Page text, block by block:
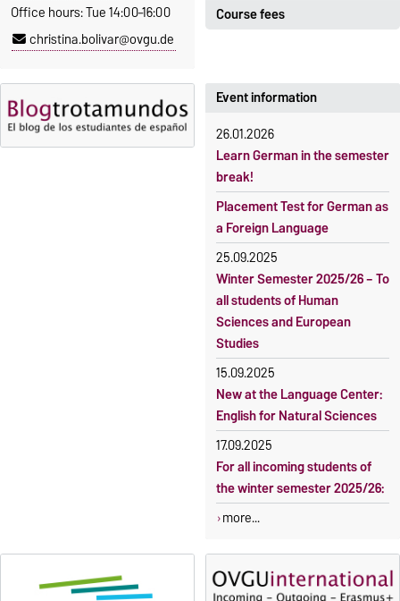
Office hours: Tue 14:00–16:00
christina.bolivar@ovgu.de
Registration period:
Moodle
Classes begin on 12 October
2026
Course participation only after
timely online registration
Course fees
exceptions.
Fees
Reimbursement of fees
Language courses without
fees
Waiver of fees for incoming
students
Event information
26.01.2026
Learn German in the semester
break!
Placement Test for German as
a Foreign Language
25.09.2025
Winter Semester 2025/26 – To
all students of Human
Sciences and European
Studies
15.09.2025
New at the Language Center:
English for Natural Sciences
17.09.2025
For all incoming students of
the winter semester 2025/26:
more...